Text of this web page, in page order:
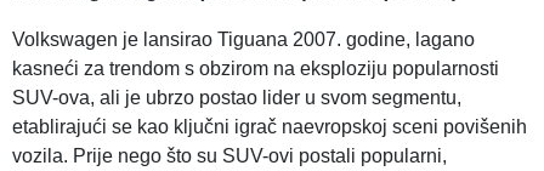
Volkswagen je lansirao Tiguana 2007. godine, lagano
kasneći za trendom s obzirom na eksploziju popularnosti
SUV-ova, ali je ubrzo postao lider u svom segmentu,
etablirajući se kao ključni igrač naevropskoj sceni povišenih
vozila. Prije nego što su SUV-ovi postali popularni,